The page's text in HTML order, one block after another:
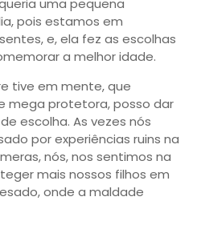
uma pequena
pois estamos em
e, ela fez as escolhas
a melhor idade.
tive em mente, que
mega protetora, posso dar
escolha. As vezes nós
por experiências ruins na
nós, nos sentimos na
mais nossos filhos em
onde a maldade